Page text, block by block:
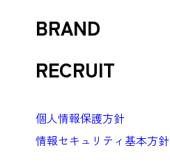
会社概要
グループ会社
BRAND
アフィリコード
マルゴート
時座 -TOKIZA-
RECRUIT
働き方・評価
募集職種
個人情報保護方針
情報セキュリティ基本方針